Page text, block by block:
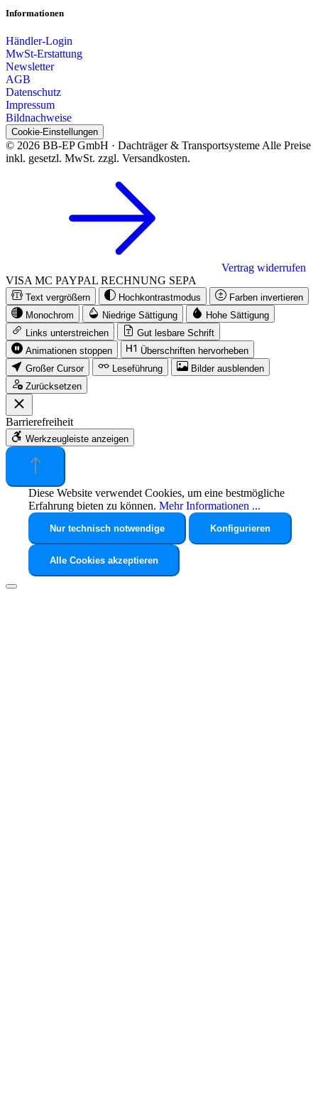
Informationen
Händler-Login
MwSt-Erstattung
Newsletter
AGB
Datenschutz
Impressum
Bildnachweise
Cookie-Einstellungen
© 2026 BB-EP GmbH · Dachträger & Transportsysteme Alle Preise
inkl. gesetzl. MwSt. zzgl. Versandkosten.
Vertrag widerrufen
VISA MC PAYPAL RECHNUNG SEPA
Text vergrößern Hochkontrastmodus
Farben invertieren
Monochrom
Niedrige Sättigung
Hohe Sättigung
Links unterstreichen
Gut lesbare Schrift
Animationen stoppen
Überschriften hervorheben
Großer Cursor
Leseführung
Bilder ausblenden
Zurücksetzen
Barrierefreiheit
Werkzeugleiste anzeigen
Diese Website verwendet Cookies, um eine bestmögliche
Erfahrung bieten zu können. Mehr Informationen ...
Nur technisch notwendige Konfigurieren
Alle Cookies akzeptieren